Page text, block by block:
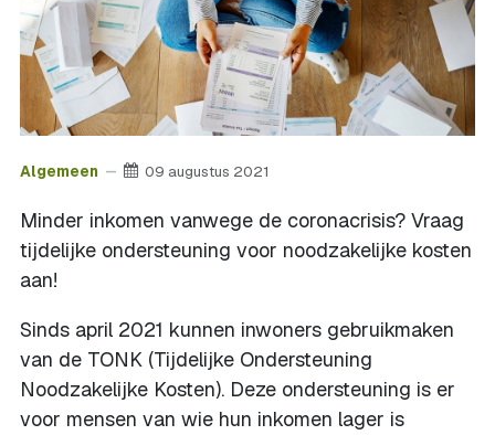
Algemeen 09 augustus 2021
Minder inkomen vanwege de coronacrisis? Vraag
tijdelijke ondersteuning voor noodzakelijke kosten
aan!
Sinds april 2021 kunnen inwoners gebruikmaken
van de TONK (Tijdelijke Ondersteuning
Noodzakelijke Kosten). Deze ondersteuning is er
voor mensen van wie hun inkomen lager is